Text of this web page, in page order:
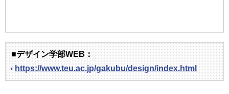
■デザイン学部WEB：
https://www.teu.ac.jp/gakubu/design/index.html